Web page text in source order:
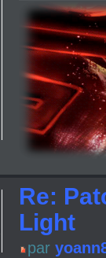
Re:
Light
par